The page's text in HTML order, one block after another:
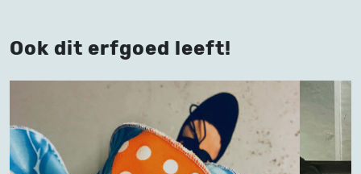
Ook dit erfgoed leeft!